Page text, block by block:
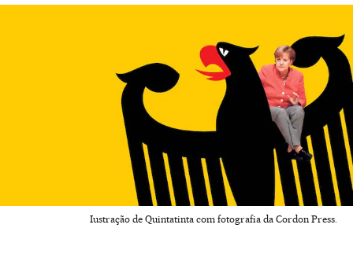
Iustração de Quintatinta com fotografia da Cordon Press.